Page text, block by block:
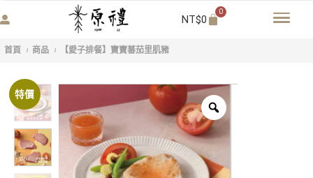
NT$0
0
首頁 / 商品 / 【愛子排餐】寶寶蕃茄里肌豬
特價